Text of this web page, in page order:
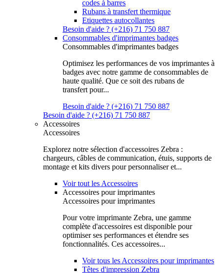
codes à barres
Rubans à transfert thermique
Etiquettes autocollantes
Besoin d'aide ? (+216) 71 750 887
Consommables d'imprimantes badges
Consommables d'imprimantes badges
Optimisez les performances de vos imprimantes à
badges avec notre gamme de consommables de
haute qualité. Que ce soit des rubans de
transfert pour...
Besoin d'aide ? (+216) 71 750 887
Besoin d'aide ? (+216) 71 750 887
Accessoires
Accessoires
Explorez notre sélection d'accessoires Zebra :
chargeurs, câbles de communication, étuis, supports de
montage et kits divers pour personnaliser et...
Voir tout les Accessoires
Accessoires pour imprimantes
Accessoires pour imprimantes
Pour votre imprimante Zebra, une gamme
complète d'accessoires est disponible pour
optimiser ses performances et étendre ses
fonctionnalités. Ces accessoires...
Voir tous les Accessoires pour imprimantes
Têtes d'impression Zebra